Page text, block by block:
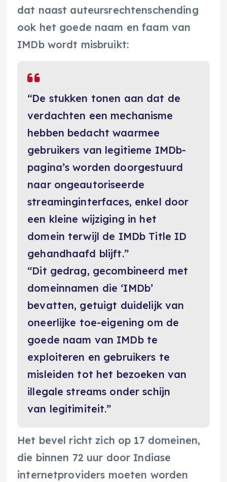
dat naast auteursrechtenschending
ook het goede naam en faam van
IMDb wordt misbruikt:
“De stukken tonen aan dat de
verdachten een mechanisme
hebben bedacht waarmee
gebruikers van legitieme IMDb-
pagina’s worden doorgestuurd
naar ongeautoriseerde
streaminginterfaces, enkel door
een kleine wijziging in het
domein terwijl de IMDb Title ID
gehandhaafd blijft.”
“Dit gedrag, gecombineerd met
domeinnamen die ‘IMDb’
bevatten, getuigt duidelijk van
oneerlijke toe-eigening om de
goede naam van IMDb te
exploiteren en gebruikers te
misleiden tot het bezoeken van
illegale streams onder schijn
van legitimiteit.”
Het bevel richt zich op 17 domeinen,
die binnen 72 uur door Indiase
internetproviders moeten worden